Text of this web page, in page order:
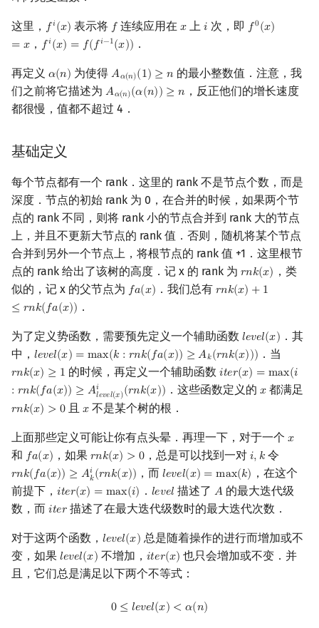
Geany
GUIDE
Code::Blocks
Polygon
LaTeX 入门
编译优化
桶排序
锦标赛排序
排序应用
倍增
Dancing Links
优化
插头 DP
动态 DP
DP 优化
其它 DP 方法
AC 自动机
后缀自动机 (SAM)
后缀树
Manacher
回文树
序列自动机
最小表示法
Lyndon 分解
Main–Lorentz 算法
复数 模逆元
中国剩余定理
卢卡斯定理
同余方程
二次剩余
离散对数
高次剩余 & 单位根
狄利克雷卷积
莫比乌斯反演
杜教筛
Powerful Number 筛
多项式与生成函数
常系数齐次线性递推
符号化方法
普通生成函数
指数生成函数
Entringer Number
分拆数
图论计数
特征多项式
Jordan标准型
线性规划
抽象代数
概率论
博弈论
数值算法
序理论
杨氏矩阵
拟阵
Berlekamp–Massey 算法
左偏红黑树 动态树分治
树哈希
生成树问题
拆点
最小环
2-SAT
欧拉图
哈密顿图
二分图
平面图
弦图
图的着色
网络流
图的匹配
Prüfer 序列
半平面交
随机增量法
字节顺序
表达式求值
Garsia–Wachs 算法
15-puzzle
Kahan 求和
珂朵莉树/颜色段均摊
空间优化简介
这里， 𝑓𝑖(𝑥)
f(x) 表示将 𝑓
f 连续应用在𝑥
x 上𝑖
i 次，即 𝑓0(𝑥)
= 𝑥
f0(x)=
， 𝑓𝑖(𝑥) = 𝑓(𝑓𝑖−1(𝑥))
f(x)= (f −1(x)) ．
再定义 𝛼(𝑛)
α(n) 为使得 𝐴𝛼(𝑛)(1) ≥ 𝑛
Aα(n)(1)≥n
的最小整数值．注意，我
们之前将它描述为 𝐴𝛼(𝑛)(𝛼(𝑛)) ≥ 𝑛
Aα(n)(α(n))≥ n
，反正他们的增长速度
都很慢，值都不超过 4．
基础定义
每个节点都有一个 rank．这里的 rank 不是节点个数，而是
深度．节点的初始 rank 为 0，在合并的时候，如果两个节
点的 rank 不同，则将 rank 小的节点合并到 rank 大的节点
上，并且不更新大节点的 rank 值．否则，随机将某个节点
合并到另外一个节点上，将根节点的 rank 值 +1．这里根节
点的 rank 给出了该树的高度．记 x 的 rank 为 𝑟𝑛𝑘(𝑥)
rnk(x)
，类
似的，记 x 的父节点为 𝑓𝑎(𝑥)
fa(x) ．我们总有 𝑟𝑛𝑘(𝑥) + 1
≤ 𝑟𝑛𝑘(𝑓𝑎(𝑥))
rnk(x)+ 1≤ rn
．
为了定义势函数，需要预先定义一个辅助函数 𝑙𝑒𝑣𝑒𝑙(𝑥)
level(x) ．其
中， 𝑙𝑒𝑣𝑒𝑙(𝑥) = max(𝑘 : 𝑟𝑛𝑘(𝑓𝑎(𝑥)) ≥ 𝐴𝑘(𝑟𝑛𝑘(𝑥)))
level(x) =max(k:rn k (fa(x))≥Ak(r nk (x))) ．当
𝑟𝑛𝑘(𝑥) ≥ 1
rnk(x)≥ 1 的时候，再定义一个辅助函数𝑖𝑡𝑒𝑟(𝑥) = max(𝑖
: 𝑟𝑛𝑘(𝑓𝑎(𝑥)) ≥ 𝐴𝑖
𝑙𝑒𝑣𝑒𝑙(𝑥)(𝑟𝑛𝑘(𝑥))
iter(x)= max(i:rn
．这些函数定义的𝑥
x 都满足
𝑟𝑛𝑘(𝑥) > 0
rnk(x)> 0 且𝑥
x 不是某个树的根．
上面那些定义可能让你有点头晕．再理一下，对于一个 𝑥
x
和 𝑓𝑎(𝑥)
fa(x) ，如果 𝑟𝑛𝑘(𝑥) > 0
rnk(x)> 0 ，总是可以找到一对 𝑖, 𝑘
i,k 令
𝑟𝑛𝑘(𝑓𝑎(𝑥)) ≥ 𝐴𝑖
𝑘(𝑟𝑛𝑘(𝑥))
rnk(fa(x))≥A ki (rnk(x)) ，而𝑙𝑒𝑣𝑒𝑙(𝑥) = max(𝑘)
level(x) =max(k)
，在这个
前提下， 𝑖𝑡𝑒𝑟(𝑥) = max(𝑖)
iter(x)= max(i) ． 𝑙𝑒𝑣𝑒𝑙
level 描述了 𝐴
A的最大迭代级
数，而 𝑖𝑡𝑒𝑟
iter描述了在最大迭代级数时的最大迭代次数．
对于这两个函数， 𝑙𝑒𝑣𝑒𝑙(𝑥)
level(x) 总是随着操作的进行而增加或不
变，如果 𝑙𝑒𝑣𝑒𝑙(𝑥)
level(x) 不增加， 𝑖𝑡𝑒𝑟(𝑥)
iter(x) 也只会增加或不变．并
且，它们总是满足以下两个不等式：
0 ≤ 𝑙𝑒𝑣𝑒𝑙(𝑥) < 𝛼(𝑛)
0 ≤level(x) <α (n)